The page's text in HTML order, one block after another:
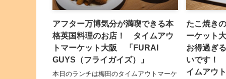
アフター万博気分が満喫できる本
格英国料理のお店！ タイムアウ
トマーケット大阪 「FURAI
GUYS（フライガイズ）」
本日のランチは梅田のタイムアウトマーケ
たこ焼き
ーケット
お得過ぎ
いです！
イムアウ